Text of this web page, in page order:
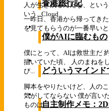
人が生き残るんだな、とい
いう...Cloud
香港旅行記
一昨日、香港から帰ってき
を見てもらうのが一番早いと
僕がAIに臨むもの
僕にとって、AIは救世主だ
描いていた頃、 人のまねを
び...
どういうマイン
脚本をやりたいけど、人の
気がしてならない 僕が言い
ものは...自主制作メモ：